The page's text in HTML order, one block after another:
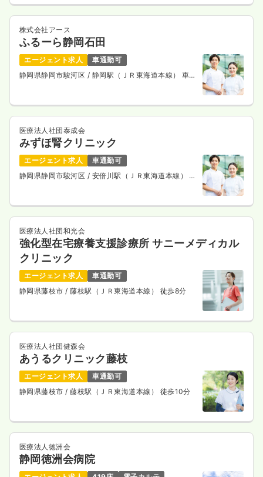
時給1,800円以上可
気になる
夜勤のみ（パート）
気になる
一時募集休止
給与 お問い合わせください
時間 8:30～17:30
年間休日120日
気になる
クリニック
日勤のみ（常勤）
給与 お問い合わせください
時間 8:30～17:30
年間休日120日
詳細を見る
日勤のみ（パート）
株式会社アース
ふるーら静岡石田
エージェント求人
車通勤可
静岡県静岡市駿河区 / 静岡駅（ＪＲ東海道本線） 車
医療法人社団泰成会
みずほ腎クリニック
エージェント求人
車通勤可
静岡県静岡市駿河区 / 安倍川駅（ＪＲ東海道本線） 徒
医療法人社団和光会
強化型在宅療養支援診療所 サニーメディカル
クリニック
エージェント求人
車通勤可
静岡県藤枝市/ 藤枝駅（ＪＲ東海道本線） 徒歩8分
医療法人社団健森会
あうるクリニック藤枝
エージェント求人
車通勤可
静岡県藤枝市/ 藤枝駅（ＪＲ東海道本線） 徒歩10分
医療法人徳洲会
静岡徳洲会病院